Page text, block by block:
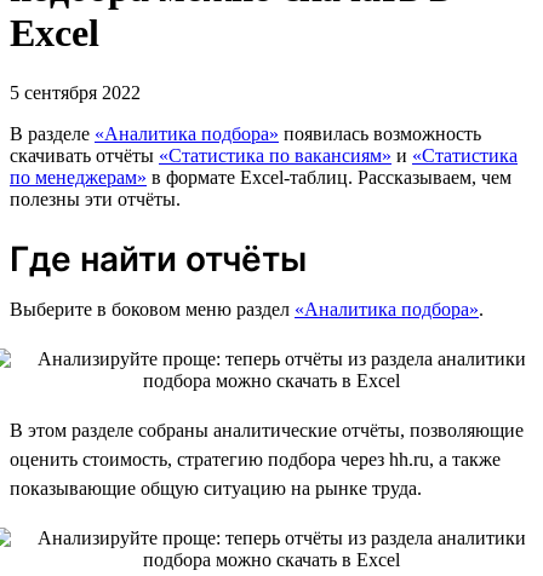
Excel
5 сентября 2022
В разделе «Аналитика подбора» появилась возможность
скачивать отчёты «Статистика по вакансиям» и «Статистика
по менеджерам» в формате Excel-таблиц. Рассказываем, чем
полезны эти отчёты.
Где найти отчёты
Выберите в боковом меню раздел «Аналитика подбора».
В этом разделе собраны аналитические отчёты, позволяющие
оценить стоимость, стратегию подбора через hh.ru, а также
показывающие общую ситуацию на рынке труда.